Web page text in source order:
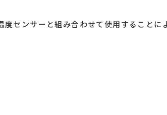
ンサーと組み合わせて使用することに